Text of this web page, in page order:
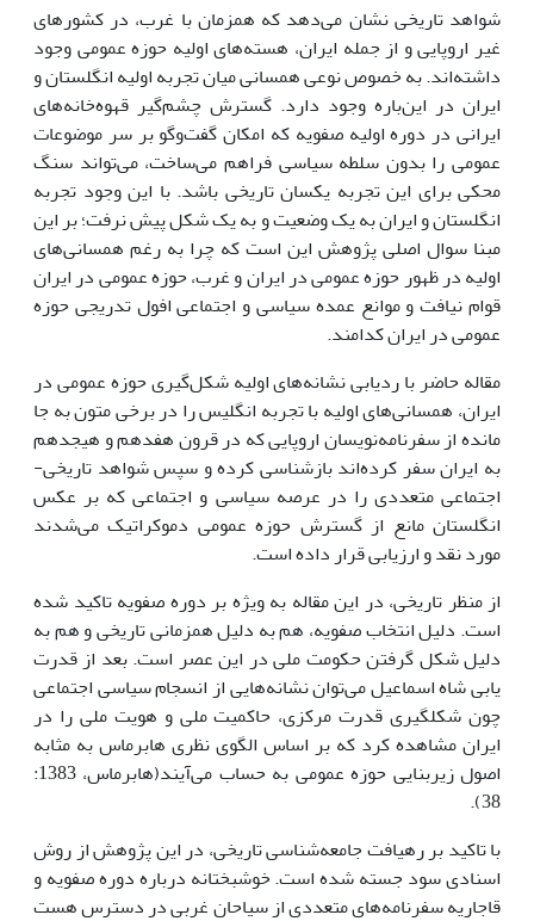
شواهد تاریخی نشان می‌دهد که همزمان با غرب، در کشورهای
غیر اروپایی و از جمله ایران، هسته‌های اولیه حوزه عمومی وجود
داشته‌اند. به خصوص نوعی همسانی میان تجربه اولیه انگلستان و
ایران در این‌باره وجود دارد. گسترش چشم‌گیر قهوه‌خانه‌های
ایرانی در دوره اولیه صفویه که امکان گفت‌وگو بر سر موضوعات
عمومی را بدون سلطه سیاسی فراهم می‌ساخت، می‌تواند سنگ
محکی برای این تجربه یکسان تاریخی باشد. با این وجود تجربه
انگلستان و ایران به یک وضعیت و به یک شکل پیش نرفت؛ بر این
مبنا سوال اصلی پژوهش این است که چرا به رغم همسانی‌های
اولیه در ظهور حوزه عمومی در ایران و غرب، حوزه عمومی در ایران
قوام نیافت و موانع عمده سیاسی و اجتماعی افول تدریجی حوزه
عمومی در ایران کدامند.
مقاله حاضر با ردیابی نشانه‌های اولیه شکل‌گیری حوزه عمومی در
ایران، همسانی‌های اولیه با تجربه انگلیس را در برخی متون به جا
مانده از سفرنامه‌نویسان اروپایی که در قرون هفدهم و هیجدهم
به ایران سفر کرده‌اند بازشناسی کرده و سپس شواهد تاریخی-
اجتماعی متعددی را در عرصه سیاسی و اجتماعی که بر عکس
انگلستان مانع از گسترش حوزه عمومی دموکراتیک می‌شدند
مورد نقد و ارزیابی قرار داده است.
از منظر تاریخی، در این مقاله به ویژه بر دوره صفویه تاکید شده
است. دلیل انتخاب صفویه، هم به دلیل همزمانی تاریخی و هم به
دلیل شکل گرفتن حکومت ملی در این عصر است. بعد از قدرت
یابی شاه اسماعیل می‌توان نشانه‌هایی از انسجام سیاسی اجتماعی
چون شکل­گیری قدرت مرکزی، حاکمیت ملی و هویت ملی را در
ایران مشاهده کرد که بر اساس الگوی نظری هابرماس به مثابه
اصول زیربنایی حوزه عمومی به حساب می‌آیند(هابرماس، 1383:
38).
با تاکید بر رهیافت جامعه‌شناسی تاریخی، در این پژوهش از روش
اسنادی سود جسته شده است. خوشبختانه درباره دوره صفویه و
قاجاریه سفرنامه‌های متعددی از سیاحان غربی در دسترس هست